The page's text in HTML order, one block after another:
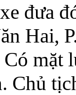
đưa
Hai,
mặt
Chủ